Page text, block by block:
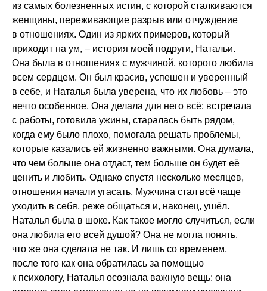
из самых болезненных истин, с которой сталкиваются
женщины, переживающие разрыв или отчуждение
в отношениях. Один из ярких примеров, который
приходит на ум, – история моей подруги, Натальи.
Она была в отношениях с мужчиной, которого любила
всем сердцем. Он был красив, успешен и уверенный
в себе, и Наталья была уверена, что их любовь – это
нечто особенное. Она делала для него всё: встречала
с работы, готовила ужины, старалась быть рядом,
когда ему было плохо, помогала решать проблемы,
которые казались ей жизненно важными. Она думала,
что чем больше она отдаст, тем больше он будет её
ценить и любить. Однако спустя несколько месяцев,
отношения начали угасать. Мужчина стал всё чаще
уходить в себя, реже общаться и, наконец, ушёл.
Наталья была в шоке. Как такое могло случиться, если
она любила его всей душой? Она не могла понять,
что же она сделала не так. И лишь со временем,
после того как она обратилась за помощью
к психологу, Наталья осознала важную вещь: она